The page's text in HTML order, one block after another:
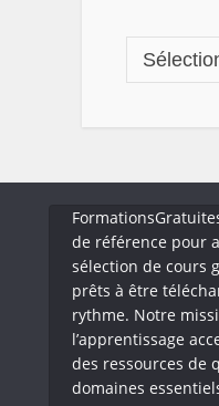
de référence pour
sélection de cours
prêts à être
rythme. Notre
l’apprentissage
des ressources de
domaines